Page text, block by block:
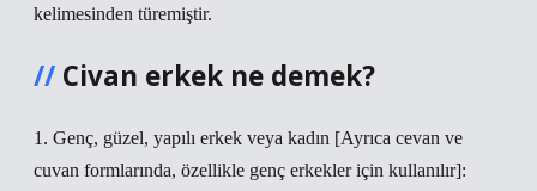
kelimesinden türemiştir.
Civan erkek ne demek?
1. Genç, güzel, yapılı erkek veya kadın [Ayrıca cevan ve
cuvan formlarında, özellikle genç erkekler için kullanılır]: